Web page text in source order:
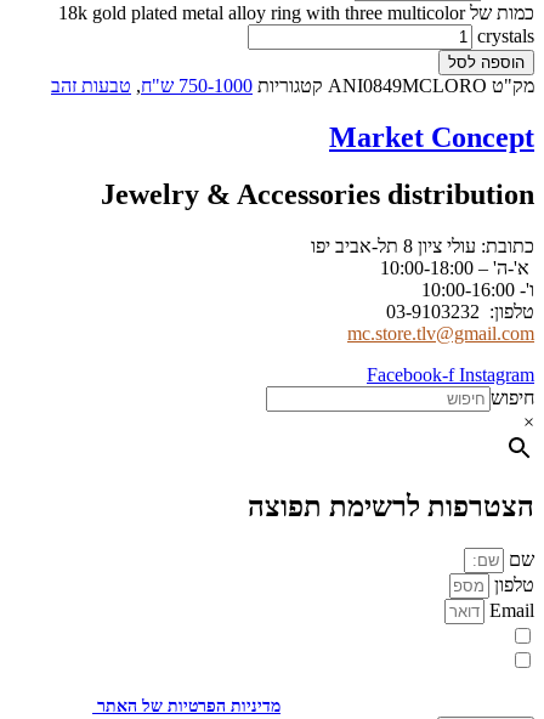
כמות של 18k gold plated metal alloy ring with three multicolor
crystals
הוספה לסל
מק"ט ANI0849MCLORO קטגוריות 750-1000 ש"ח , טבעות זהב
Market Concept
Jewelry & Accessories distribution
כתובת: עולי ציון 8 תל-אביב יפו
א'-ה' – 10:00-18:00
ו'- 10:00-16:00
טלפון: 03-9103232
mc.store.tlv@gmail.com
Facebook-f Instagram
חיפוש
×
הצטרפות לרשימת תפוצה
שם
טלפון
Email
מדיניות הפרטיות של האתר